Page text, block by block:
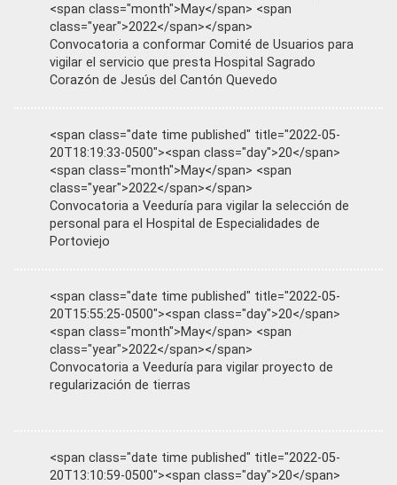
<span class="month">May</span> <span
class="year">2022</span></span>
Convocatoria a conformar Comité de Usuarios para
vigilar el servicio que presta Hospital Sagrado
Corazón de Jesús del Cantón Quevedo
<span class="date time published" title="2022-05-
20T18:19:33-0500"><span class="day">20</span>
<span class="month">May</span> <span
class="year">2022</span></span>
Convocatoria a Veeduría para vigilar la selección de
personal para el Hospital de Especialidades de
Portoviejo
<span class="date time published" title="2022-05-
20T15:55:25-0500"><span class="day">20</span>
<span class="month">May</span> <span
class="year">2022</span></span>
Convocatoria a Veeduría para vigilar proyecto de
regularización de tierras
<span class="date time published" title="2022-05-
20T13:10:59-0500"><span class="day">20</span>